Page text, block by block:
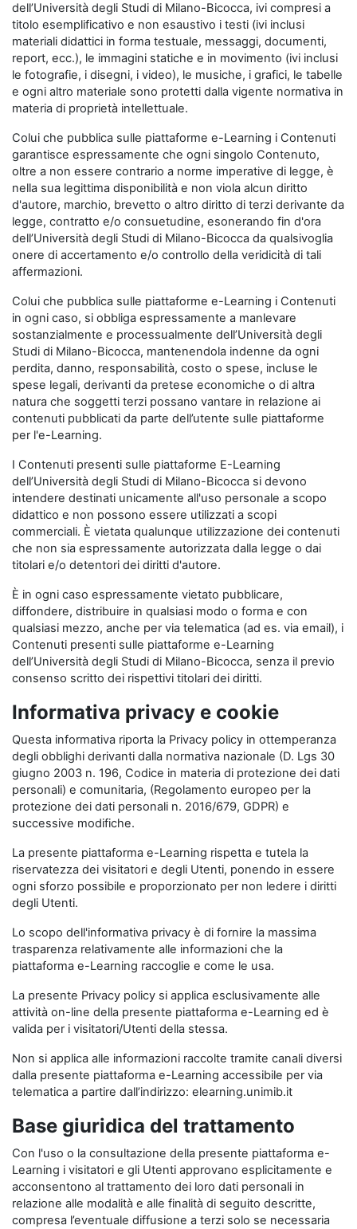
dell’Università degli Studi di Milano-Bicocca, ivi compresi a
titolo esemplificativo e non esaustivo i testi (ivi inclusi
materiali didattici in forma testuale, messaggi, documenti,
report, ecc.), le immagini statiche e in movimento (ivi inclusi
le fotografie, i disegni, i video), le musiche, i grafici, le tabelle
e ogni altro materiale sono protetti dalla vigente normativa in
materia di proprietà intellettuale.
Colui che pubblica sulle piattaforme e-Learning i Contenuti
garantisce espressamente che ogni singolo Contenuto,
oltre a non essere contrario a norme imperative di legge, è
nella sua legittima disponibilità e non viola alcun diritto
d'autore, marchio, brevetto o altro diritto di terzi derivante da
legge, contratto e/o consuetudine, esonerando fin d'ora
dell’Università degli Studi di Milano-Bicocca da qualsivoglia
onere di accertamento e/o controllo della veridicità di tali
affermazioni.
Colui che pubblica sulle piattaforme e-Learning i Contenuti
in ogni caso, si obbliga espressamente a manlevare
sostanzialmente e processualmente dell’Università degli
Studi di Milano-Bicocca, mantenendola indenne da ogni
perdita, danno, responsabilità, costo o spese, incluse le
spese legali, derivanti da pretese economiche o di altra
natura che soggetti terzi possano vantare in relazione ai
contenuti pubblicati da parte dell’utente sulle piattaforme
per l'e-Learning.
I Contenuti presenti sulle piattaforme E-Learning
dell’Università degli Studi di Milano-Bicocca si devono
intendere destinati unicamente all'uso personale a scopo
didattico e non possono essere utilizzati a scopi
commerciali. È vietata qualunque utilizzazione dei contenuti
che non sia espressamente autorizzata dalla legge o dai
titolari e/o detentori dei diritti d'autore.
È in ogni caso espressamente vietato pubblicare,
diffondere, distribuire in qualsiasi modo o forma e con
qualsiasi mezzo, anche per via telematica (ad es. via email), i
Contenuti presenti sulle piattaforme e-Learning
dell’Università degli Studi di Milano-Bicocca, senza il previo
consenso scritto dei rispettivi titolari dei diritti.
Informativa privacy e cookie
Questa informativa riporta la Privacy policy in ottemperanza
degli obblighi derivanti dalla normativa nazionale (D. Lgs 30
giugno 2003 n. 196, Codice in materia di protezione dei dati
personali) e comunitaria, (Regolamento europeo per la
protezione dei dati personali n. 2016/679, GDPR) e
successive modifiche.
La presente piattaforma e-Learning rispetta e tutela la
riservatezza dei visitatori e degli Utenti, ponendo in essere
ogni sforzo possibile e proporzionato per non ledere i diritti
degli Utenti.
Lo scopo dell'informativa privacy è di fornire la massima
trasparenza relativamente alle informazioni che la
piattaforma e-Learning raccoglie e come le usa.
La presente Privacy policy si applica esclusivamente alle
attività on-line della presente piattaforma e-Learning ed è
valida per i visitatori/Utenti della stessa.
Non si applica alle informazioni raccolte tramite canali diversi
dalla presente piattaforma e-Learning accessibile per via
telematica a partire dall’indirizzo: elearning.unimib.it
Base giuridica del trattamento
Con l'uso o la consultazione della presente piattaforma e-
Learning i visitatori e gli Utenti approvano esplicitamente e
acconsentono al trattamento dei loro dati personali in
relazione alle modalità e alle finalità di seguito descritte,
compresa l’eventuale diffusione a terzi solo se necessaria